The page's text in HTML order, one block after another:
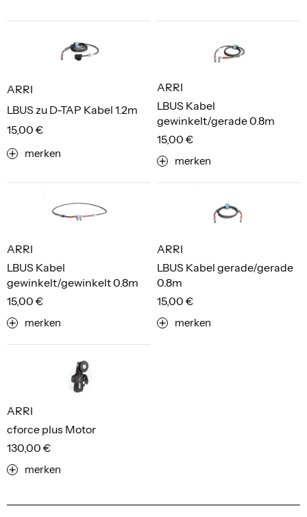
LBUS zu D-TAP Kabel 1.2m
ARRI
15,00 €
merken
LBUS Kabel
gewinkelt/gerade 0.8m
ARRI
15,00 €
merken
LBUS Kabel
gewinkelt/gewinkelt 0.8m
ARRI
15,00 €
merken
LBUS Kabel gerade/gerade
0.8m
ARRI
15,00 €
merken
cforce plus Motor
ARRI
130,00 €
merken